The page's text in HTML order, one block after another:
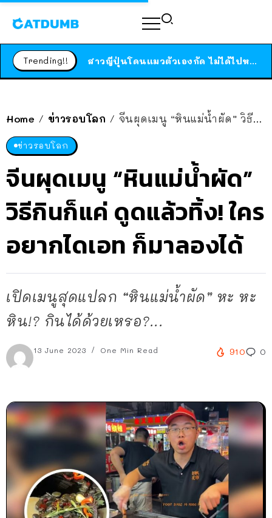
Trending!! ได้เวลาเด็กหนวดรวมตัว RF Online Next เปิดให้เล่นแล้ว เกม Sci-Fi MMORPG ระดับตำนาน เล่นได้ทั้งมือถือและ PC
สาวญี่ปุ่นโดนแมวตัวเองกัด ไม่ได้ไปหาหมอตั้งแต่เนิ่นๆ สุดท้ายขาบวม กลายเป็นโรคเนื้อเน่า เตือนทาสแมวทั้งหลายให้ระวัง
Home / ข่าวรอบโลก / จีนผุดเมนู “หินแม่น้ำผัด” วิธีกินก็แค่ ดูดแล้วทิ้ง! ใครอยากไดเอท ก็มาลองได้
ข่าวรอบโลก
จีนผุดเมนู “หินแม่น้ำผัด”
วิธีกินก็แค่ ดูดแล้วทิ้ง! ใคร
อยากไดเอท ก็มาลองได้
เปิดเมนูสุดแปลก “หินแม่น้ำผัด” หะ หะ
หิน!? กินได้ด้วยเหรอ?...
13 June 2023 One Min Read 910 0